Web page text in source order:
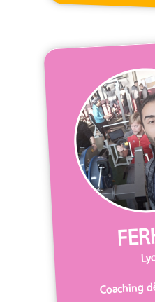
Coaching